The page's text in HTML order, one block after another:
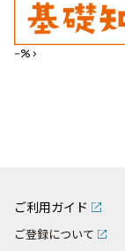
--%>
ご利用ガイド
ご登録について